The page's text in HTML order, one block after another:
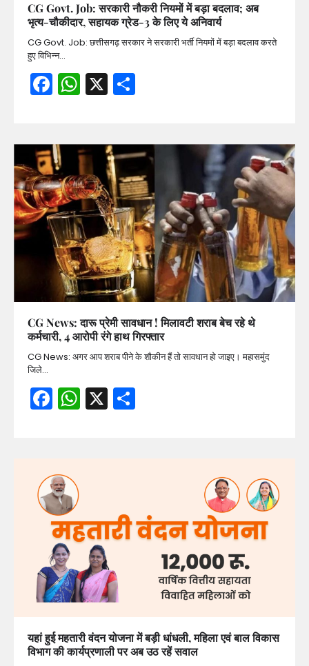
CG Govt. Job: सरकारी नौकरी नियमों में बड़ा बदलाव; अब
भृत्य-चौकीदार, सहायक ग्रेड-3 के लिए ये अनिवार्य
CG Govt. Job: छत्तीसगढ़ सरकार ने सरकारी भर्ती नियमों में बड़ा बदलाव करते
हुए विभिन्न…
Facebook
WhatsApp
X
CG News: दारू प्रेमी सावधान ! मिलावटी शराब बेच रहे थे
कर्मचारी, 4 आरोपी रंगे हाथ गिरफ्तार
CG News: अगर आप शराब पीने के शौकीन हैं तो सावधान हो जाइए। महासमुंद
जिले…
Facebook
WhatsApp
X
यहां हुई महतारी वंदन योजना में बड़ी धांधली, महिला एवं बाल विकास
विभाग की कार्यप्रणाली पर अब उठ रहें सवाल